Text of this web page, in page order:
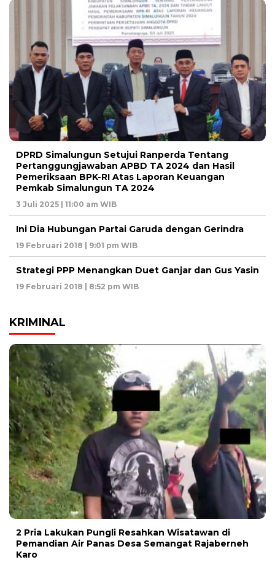
DPRD Simalungun Setujui Ranperda Tentang
Pertanggungjawaban APBD TA 2024 dan Hasil
Pemeriksaan BPK-RI Atas Laporan Keuangan
Pemkab Simalungun TA 2024
3 Juli 2025 | 11:00 am WIB
Ini Dia Hubungan Partai Garuda dengan Gerindra
19 Februari 2018 | 9:01 pm WIB
Strategi PPP Menangkan Duet Ganjar dan Gus Yasin
19 Februari 2018 | 8:52 pm WIB
KRIMINAL
2 Pria Lakukan Pungli Resahkan Wisatawan di
Pemandian Air Panas Desa Semangat Rajaberneh
Karo